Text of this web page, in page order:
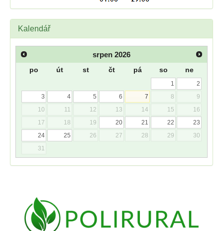
Kalendář
srpen 2026
po út st čt pá so ne
1
2
3
4 5 6 7 8
9
10
11 12 13 14 15
16
17
18 19 20 21 22
23
24
25 26 27 28 29
30
31